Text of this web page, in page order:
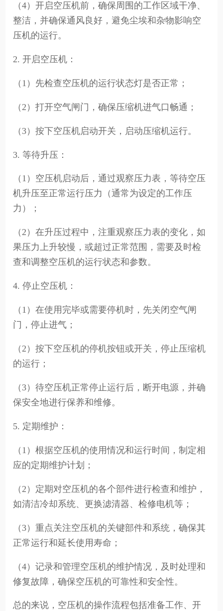
（4）开启空压机前，确保周围的工作区域干净、
整洁，并确保通风良好，避免尘埃和杂物影响空
压机的运行。
2. 开启空压机：
（1）先检查空压机的运行状态灯是否正常；
（2）打开空气闸门，确保压缩机进气口畅通；
（3）按下空压机启动开关，启动压缩机运行。
3. 等待升压：
（1）空压机启动后，通过观察压力表，等待空压
机升压至正常运行压力（通常为设定的工作压
力）；
（2）在升压过程中，注重观察压力表的变化，如
果压力上升较慢，或超过正常范围，需要及时检
查和调整空压机的运行状态和参数。
4. 停止空压机：
（1）在使用完毕或需要停机时，先关闭空气闸
门，停止进气；
（2）按下空压机的停机按钮或开关，停止压缩机
的运行；
（3）待空压机正常停止运行后，断开电源，并确
保安全地进行保养和维修。
5. 定期维护：
（1）根据空压机的使用情况和运行时间，制定相
应的定期维护计划；
（2）定期对空压机的各个部件进行检查和维护，
如清洁冷却系统、更换滤清器、检修电机等；
（3）重点关注空压机的关键部件和系统，确保其
正常运行和延长使用寿命；
（4）记录和管理空压机的维护情况，及时处理和
修复故障，确保空压机的可靠性和安全性。
总的来说，空压机的操作流程包括准备工作、开